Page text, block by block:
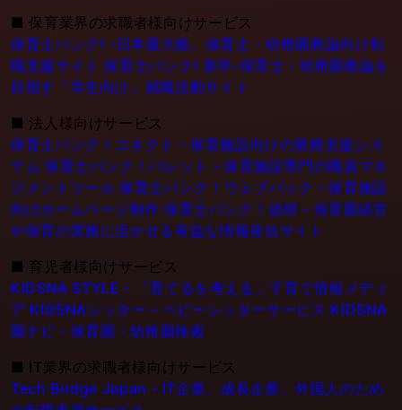
■ 保育業界の求職者様向けサービス
保育士バンク! -日本最大級。保育士・幼稚園教論向け転
職支援サイト 保育士バンク! 新卒-保育士・幼稚園教論を
目指す「学生向け」就職活動サイト
■ 法人様向けサービス
保育士バンク！コネクト - 保育施設向けの業務支援シス
テム 保育士バンク！パレット - 保育施設専門の職員マネ
ジメントツール 保育士バンク！ウェブパック - 保育施設
向けホームページ制作 保育士バンク！総研 - 保育園経営
や保育の実務に活かせる有益な情報発信サイト
■ 育児者様向けサービス
KIDSNA STYLE - 「育てるを考える」子育て情報メディ
ア KIDSNAシッター - ベビーシッターサービス KIDSNA
園ナビ - 保育園・幼稚園検索
■ IT業界の求職者様向けサービス
Tech Bridge Japan - IT企業、成長企業、外国人のため